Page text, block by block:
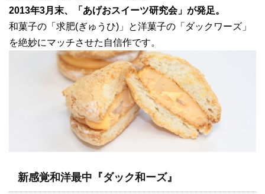
2013年3月末、「あげおスイーツ研究会」が発足。
和菓子の「求肥(ぎゅうひ)」と洋菓子の「ダックワーズ」
を絶妙にマッチさせた自信作です。
新感覚和洋最中『ダック和ーズ』